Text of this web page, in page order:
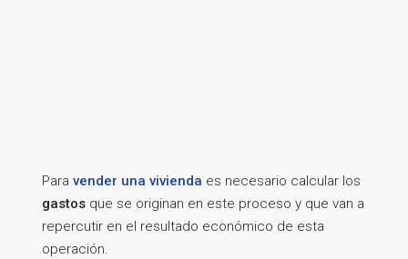
Para vender una vivienda es necesario calcular los
gastos que se originan en este proceso y que van a
repercutir en el resultado económico de esta
operación.